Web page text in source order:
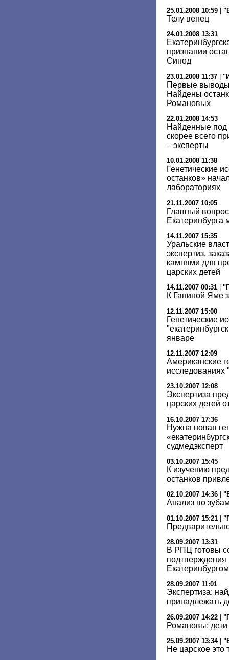
25.01.2008 10:59
Телу венец
24.01.2008 13:31
признании
Синод
23.01.2008 11:37 |
Первые выводы
Найдены
Романовых
22.01.2008 14:53
Найденные под
скорее всего
– эксперты
10.01.2008 11:38
Генетические
останков»
лабораториях
21.11.2007 10:05
Главный
14.11.2007 15:35
Уральские
экспертиз,
камнями для
царских детей
14.11.2007 00:31
К Ганиной Яме
12.11.2007 15:00
Генетические
январе
12.11.2007 12:09
Американские
исследованиях
23.10.2007 12:08
Экспертиза
царских детей
16.10.2007 17:36
Нужна новая
судмедэксперт
03.10.2007 15:45
К изучению
останков
02.10.2007 14:36
Анализ по
01.10.2007 15:21 |
28.09.2007 13:31
В РПЦ готовы
28.09.2007 11:01
Экспертиза:
принадлежать
26.09.2007 14:22 |
Романовы:
25.09.2007 13:34|
Не царское это